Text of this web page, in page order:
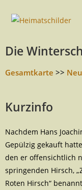
Die
Gesamtkarte >>
Kurzinfo
Nachdem Hans
Gepülzig gekauft
den er offensichtlich
springenden Hirsch,
Roten Hirsch“